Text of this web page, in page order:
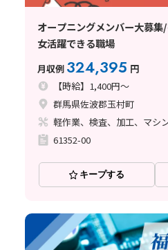
オープニングメンバー大募
女活躍できる職場
月収例 324,395 円
【時給】1,400円～
群馬県佐波郡玉村町
61352-00
キープする